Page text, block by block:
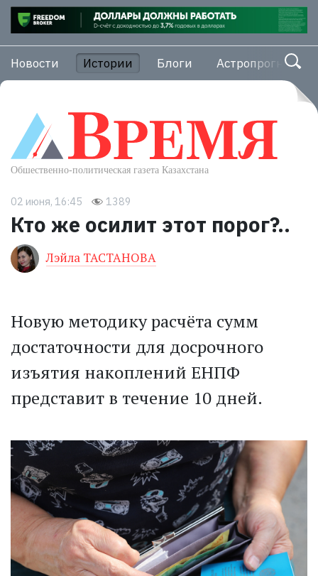
Новости Истории Блоги Астропрогноз
02 июня, 16:45 1389
Кто же осилит этот порог?..
Лэйла ТАСТАНОВА
Новую методику расчёта сумм
достаточности для досрочного
изъятия накоплений ЕНПФ
представит в течение 10 дней.